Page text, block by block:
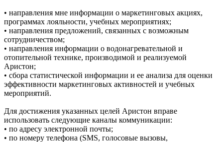
• направления мне информации о маркетинговых акциях,
программах лояльности, учебных мероприятиях;
• направления предложений, связанных с возможным
сотрудничеством;
• направления информации о водонагревательной и
отопительной технике, производимой и реализуемой
Аристон;
• сбора статистической информации и ее анализа для оценки
эффективности маркетинговых активностей и учебных
мероприятий.
Для достижения указанных целей Аристон вправе
использовать следующие каналы коммуникации:
• по адресу электронной почты;
• по номеру телефона (SMS, голосовые вызовы,